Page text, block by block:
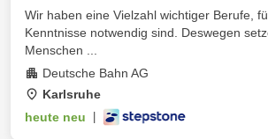
Wir haben eine Vielzahl wichtiger Berufe,
Kenntnisse notwendig sind. Deswegen
Menschen ...
Deutsche Bahn AG
Karlsruhe
heute neu